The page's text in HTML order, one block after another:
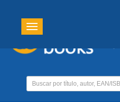
Toggle navigation